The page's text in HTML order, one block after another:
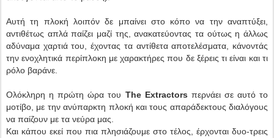
Αυτή τη πλοκή λοιπόν δε μπαίνει στο κόπο να την αναπτύξει,
αντιθέτως απλά παίζει μαζί της, ανακατεύοντας τα ούτως η άλλως
αδύναμα χαρτιά του, έχοντας τα αντίθετα αποτελέσματα, κάνοντάς
την ενοχλητικά περίπλοκη με χαρακτήρες που δε ξέρεις τι είναι και τι
ρόλο βαράνε.
Ολόκληρη η πρώτη ώρα του The Extractors περνάει σε αυτό το
μοτίβο, με την ανύπαρκτη πλοκή και τους απαράδεκτους διαλόγους
να παίζουν με τα νεύρα μας.
Και κάπου εκεί που πια πλησιάζουμε στο τέλος, έρχονται δυο-τρεις